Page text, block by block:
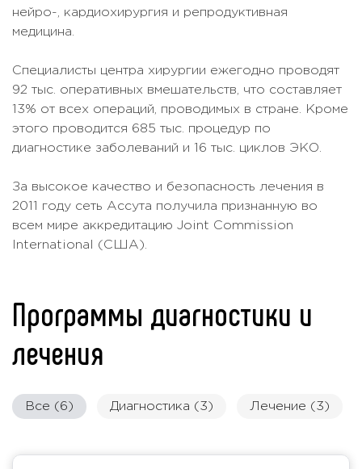
нейро-, кардиохирургия и репродуктивная
медицина.
Специалисты центра хирургии ежегодно проводят
92 тыс. оперативных вмешательств, что составляет
13% от всех операций, проводимых в стране. Кроме
этого проводится 685 тыс. процедур по
диагностике заболеваний и 16 тыс. циклов ЭКО.
За высокое качество и безопасность лечения в
2011 году сеть Ассута получила признанную во
всем мире аккредитацию Joint Commission
International (США).
Программы диагностики и
лечения
Все (6) Диагностика (3) Лечение (3)